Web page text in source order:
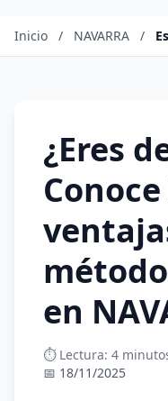
Inicio / NAVARRA /
¿Eres
en
⏱️ Lectura: 4
📅 18/11/2025